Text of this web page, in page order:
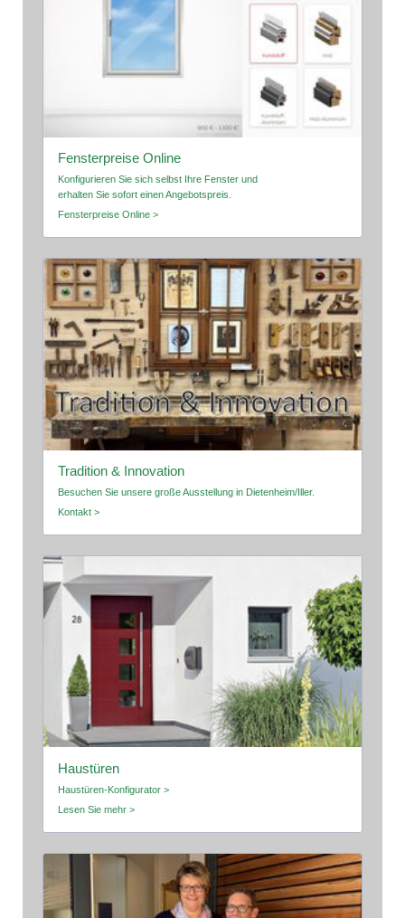
Fensterpreise Online
Konfigurieren Sie sich selbst Ihre Fenster und
erhalten Sie sofort einen Angebotspreis.
Fensterpreise Online >
Tradition & Innovation
Besuchen Sie unsere große Ausstellung in Dietenheim/Iller.
Kontakt >
Haustüren
Haustüren-Konfigurator >
Lesen Sie mehr >